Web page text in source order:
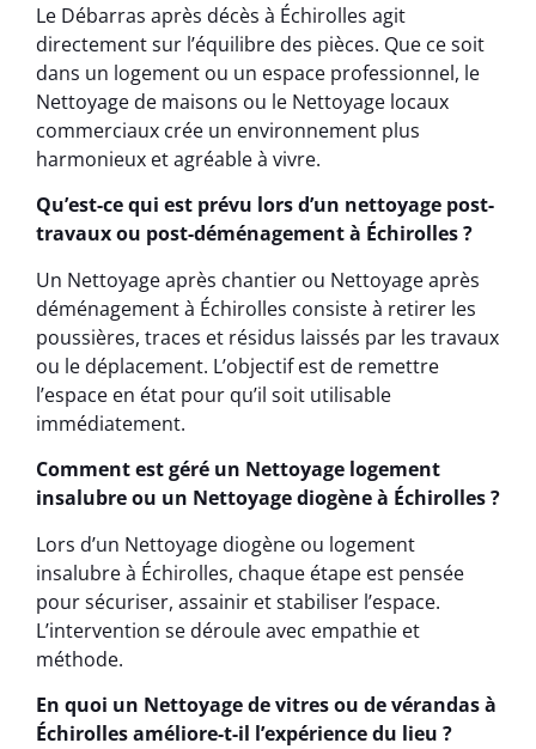
Le Débarras après décès à Échirolles agit
directement sur l’équilibre des pièces. Que ce soit
dans un logement ou un espace professionnel, le
Nettoyage de maisons ou le Nettoyage locaux
commerciaux crée un environnement plus
harmonieux et agréable à vivre.
Qu’est-ce qui est prévu lors d’un nettoyage post-
travaux ou post-déménagement à Échirolles ?
Un Nettoyage après chantier ou Nettoyage après
déménagement à Échirolles consiste à retirer les
poussières, traces et résidus laissés par les travaux
ou le déplacement. L’objectif est de remettre
l’espace en état pour qu’il soit utilisable
immédiatement.
Comment est géré un Nettoyage logement
insalubre ou un Nettoyage diogène à Échirolles ?
Lors d’un Nettoyage diogène ou logement
insalubre à Échirolles, chaque étape est pensée
pour sécuriser, assainir et stabiliser l’espace.
L’intervention se déroule avec empathie et
méthode.
En quoi un Nettoyage de vitres ou de vérandas à
Échirolles améliore-t-il l’expérience du lieu ?